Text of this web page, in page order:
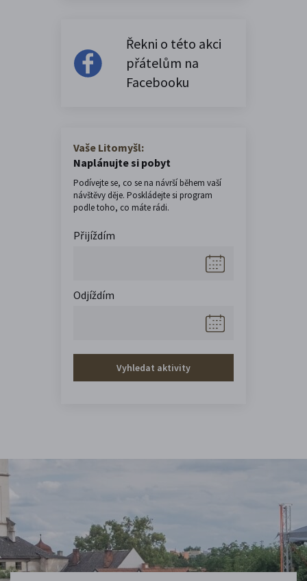
Řekni o této akci
přátelům na
Facebooku
Vaše Litomyšl:
Naplánujte si pobyt
Podívejte se, co se na návrší během vaší
návštěvy děje. Poskládejte si program
podle toho, co máte rádi.
Přijíždím
Odjíždím
Vyhledat aktivity